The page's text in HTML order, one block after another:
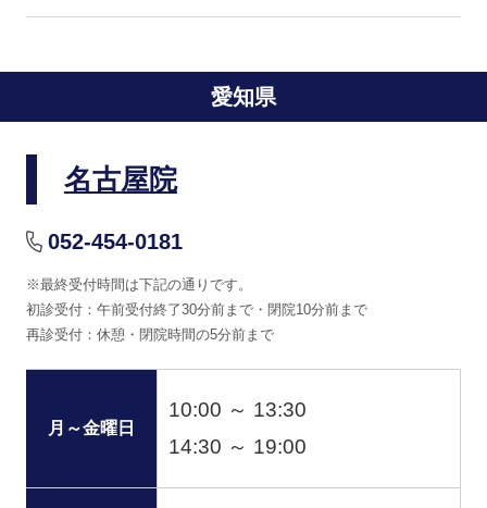
愛知県
名古屋院
052-454-0181
※最終受付時間は下記の通りです。
初診受付：午前受付終了30分前まで・閉院10分前まで
再診受付：休憩・閉院時間の5分前まで
月～金曜日
10:00 ～ 13:30
14:30 ～ 19:00